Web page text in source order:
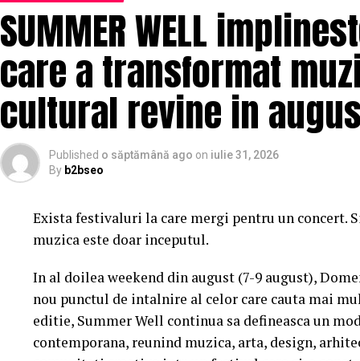
SUMMER WELL
care a transformat
cultural revine in
Published o săptămână ago on iulie 31, 2026
By b2bseo
Exista festivaluri la care mergi pentru un concert.
muzica este doar inceputul.
In al doilea weekend din august (7-9 august),
nou punctul de intalnire al celor care cauta mai
editie, Summer Well continua sa defineasca un
contemporana, reunind muzica, arta, design,